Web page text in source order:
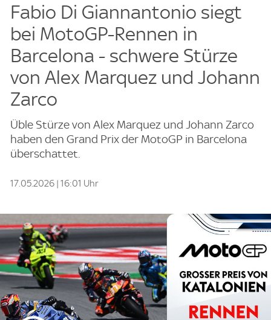
Fabio Di Giannantonio siegt
bei MotoGP-Rennen in
Barcelona - schwere Stürze
von Alex Marquez und Johann
Zarco
Üble Stürze von Alex Marquez und Johann Zarco
haben den Grand Prix der MotoGP in Barcelona
überschattet.
17.05.2026 | 16:01 Uhr